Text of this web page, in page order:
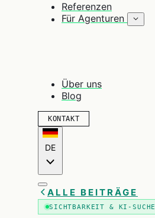
Referenzen
Für Agenturen
Über uns
Blog
KONTAKT
DE
ALLE BEITRÄGE
SICHTBARKEIT & KI-SUCHE